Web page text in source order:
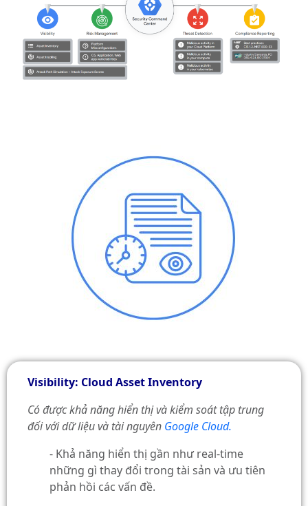
Visibility: Cloud Asset Inventory
Có được khả năng hiển thị và kiểm soát tập trung
đối với dữ liệu và tài nguyên Google Cloud.
- Khả năng hiển thị gần như real-time
những gì thay đổi trong tài sản và ưu tiên
phản hồi các vấn đề.